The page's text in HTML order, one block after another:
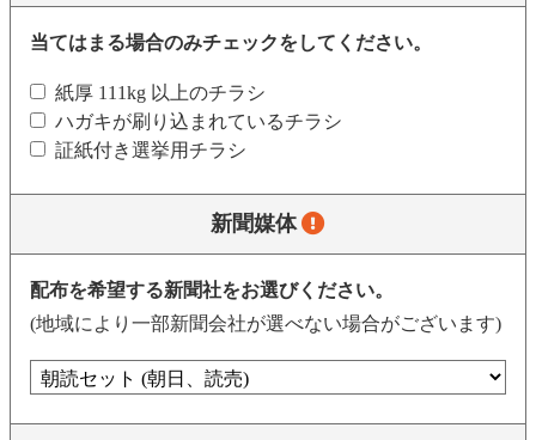
当てはまる場合のみチェックをしてください。
紙厚 111kg 以上のチラシ
ハガキが刷り込まれているチラシ
証紙付き選挙用チラシ
新聞媒体
配布を希望する新聞社をお選びください。
(地域により一部新聞会社が選べない場合がございます)